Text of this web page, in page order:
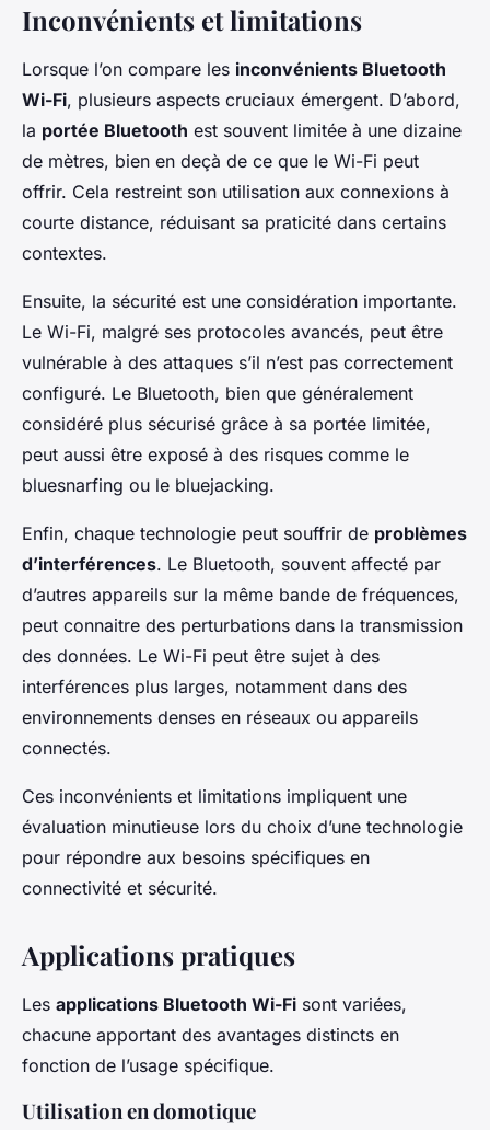
Inconvénients et limitations
Lorsque l’on compare les inconvénients Bluetooth
Wi-Fi, plusieurs aspects cruciaux émergent. D’abord,
la portée Bluetooth est souvent limitée à une dizaine
de mètres, bien en deçà de ce que le Wi-Fi peut
offrir. Cela restreint son utilisation aux connexions à
courte distance, réduisant sa praticité dans certains
contextes.
Ensuite, la sécurité est une considération importante.
Le Wi-Fi, malgré ses protocoles avancés, peut être
vulnérable à des attaques s’il n’est pas correctement
configuré. Le Bluetooth, bien que généralement
considéré plus sécurisé grâce à sa portée limitée,
peut aussi être exposé à des risques comme le
bluesnarfing ou le bluejacking.
Enfin, chaque technologie peut souffrir de problèmes
d’interférences. Le Bluetooth, souvent affecté par
d’autres appareils sur la même bande de fréquences,
peut connaitre des perturbations dans la transmission
des données. Le Wi-Fi peut être sujet à des
interférences plus larges, notamment dans des
environnements denses en réseaux ou appareils
connectés.
Ces inconvénients et limitations impliquent une
évaluation minutieuse lors du choix d’une technologie
pour répondre aux besoins spécifiques en
connectivité et sécurité.
Applications pratiques
Les applications Bluetooth Wi-Fi sont variées,
chacune apportant des avantages distincts en
fonction de l’usage spécifique.
Utilisation en domotique